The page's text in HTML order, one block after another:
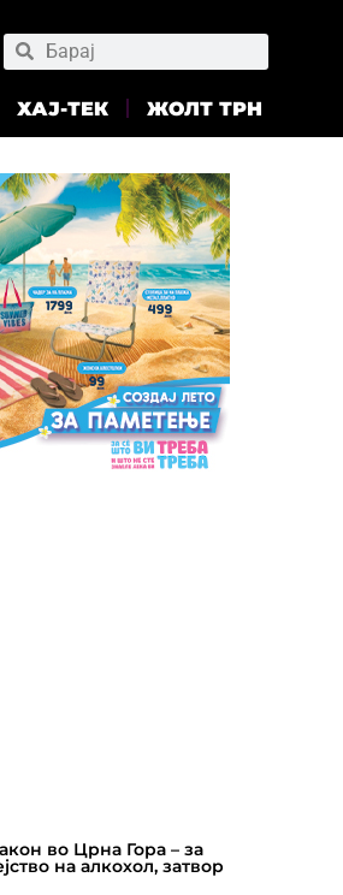
ХАЈ-ТЕК ЖОЛТ ТРН
во Црна Гора – за
на алкохол, затвор